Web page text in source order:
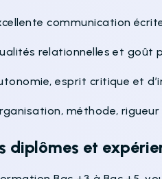
communication
relationnelles et goût
esprit critique et
méthode,
diplômes et